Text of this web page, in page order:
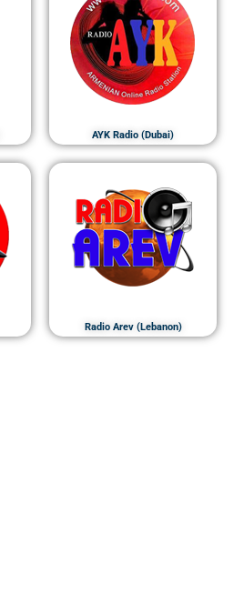
AYK Radio (Dubai)
Radio Arev (Lebanon)